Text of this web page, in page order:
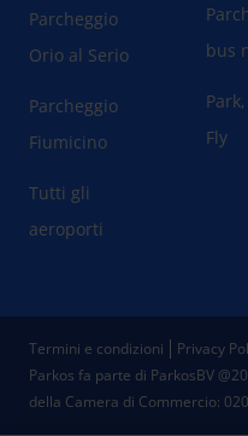
Parcheggio
Orio al Serio
Parcheggio
Fiumicino
Tutti gli
aeroporti
bus
Fly
Parkos fa parte di ParkosBV
della Camera di Commercio:
Termini e condizioni Privacy